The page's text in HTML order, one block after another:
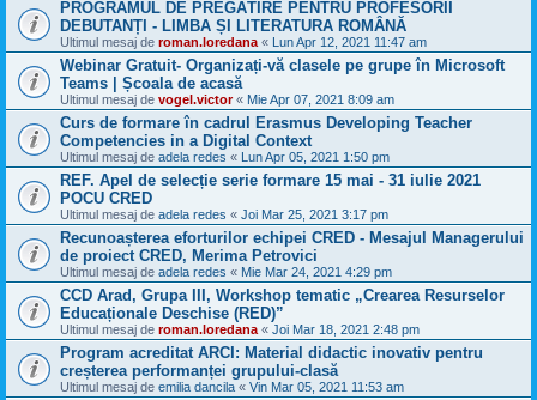
PROGRAMUL DE PREGĂTIRE PENTRU PROFESORII
DEBUTANȚI - LIMBA ȘI LITERATURA ROMÂNĂ
Ultimul mesaj de roman.loredana « Lun Apr 12, 2021 11:47 am
Webinar Gratuit- Organizați-vă clasele pe grupe în Microsoft
Teams | Școala de acasă
Ultimul mesaj de vogel.victor« Mie Apr 07, 2021 8:09 am
Curs de formare în cadrul Erasmus Developing Teacher
Competencies in a Digital Context
Ultimul mesaj de adela redes « Lun Apr 05, 2021 1:50 pm
REF. Apel de selecție serie formare 15 mai - 31 iulie 2021
POCU CRED
Ultimul mesaj de adela redes « Joi Mar 25, 2021 3:17 pm
Recunoașterea eforturilor echipei CRED - Mesajul Managerului
de proiect CRED, Merima Petrovici
Ultimul mesaj de adela redes « Mie Mar 24, 2021 4:29 pm
CCD Arad, Grupa III, Workshop tematic „Crearea Resurselor
Educaționale Deschise (RED)”
Ultimul mesaj de roman.loredana « Joi Mar 18, 2021 2:48 pm
Program acreditat ARCI: Material didactic inovativ pentru
creșterea performanței grupului-clasă
Ultimul mesaj de emilia dancila « Vin Mar 05, 2021 11:53 am